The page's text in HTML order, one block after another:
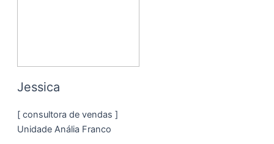
Jessica
[ consultora de vendas ]
Unidade Anália Franco